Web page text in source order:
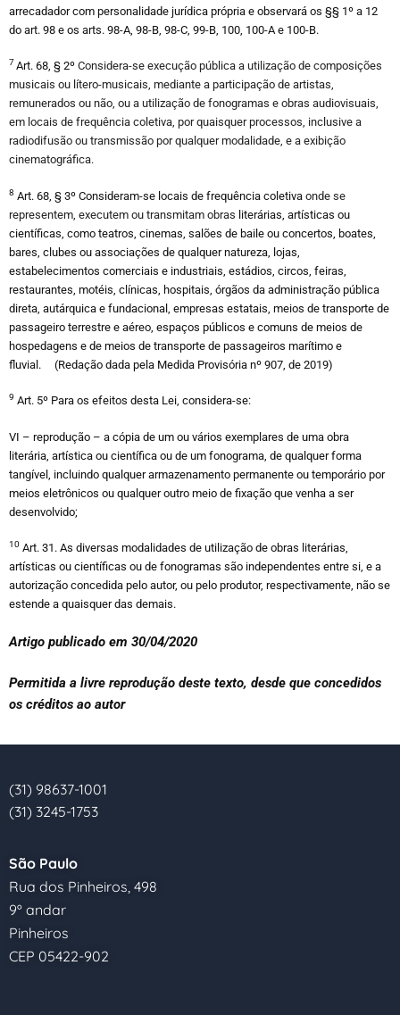
arrecadador com personalidade jurídica própria e observará os §§ 1º a 12
do art. 98 e os arts. 98-A, 98-B, 98-C, 99-B, 100, 100-A e 100-B.
7Art. 68, § 2º Considera-se execução pública a utilização de composições
musicais ou lítero-musicais, mediante a participação de artistas,
remunerados ou não, ou a utilização de fonogramas e obras audiovisuais,
em locais de frequência coletiva, por quaisquer processos, inclusive a
radiodifusão ou transmissão por qualquer modalidade, e a exibição
cinematográfica.
8 Art. 68, § 3º Consideram-se locais de frequência coletiva onde se
representem, executem ou transmitam obras literárias, artísticas ou
científicas, como teatros, cinemas, salões de baile ou concertos, boates,
bares, clubes ou associações de qualquer natureza, lojas,
estabelecimentos comerciais e industriais, estádios, circos, feiras,
restaurantes, motéis, clínicas, hospitais, órgãos da administração pública
direta, autárquica e fundacional, empresas estatais, meios de transporte de
passageiro terrestre e aéreo, espaços públicos e comuns de meios de
hospedagens e de meios de transporte de passageiros marítimo e
fluvial. (Redação dada pela Medida Provisória nº 907, de 2019)
9 Art. 5º Para os efeitos desta Lei, considera-se:
VI – reprodução – a cópia de um ou vários exemplares de uma obra
literária, artística ou científica ou de um fonograma, de qualquer forma
tangível, incluindo qualquer armazenamento permanente ou temporário por
meios eletrônicos ou qualquer outro meio de fixação que venha a ser
desenvolvido;
10 Art. 31. As diversas modalidades de utilização de obras literárias,
artísticas ou científicas ou de fonogramas são independentes entre si, e a
autorização concedida pelo autor, ou pelo produtor, respectivamente, não se
estende a quaisquer das demais.
Artigo publicado em 30/04/2020
Permitida a livre reprodução deste texto, desde que concedidos
os créditos ao autor
(31) 98637-1001
(31) 3245-1753
São Paulo
Rua dos Pinheiros, 498
9º andar
Pinheiros
CEP 05422-902